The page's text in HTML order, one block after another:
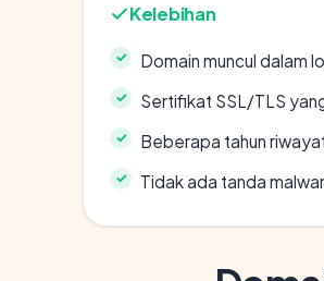
Kelebihan
Domain muncul dalam
Sertifikat SSL/TLS
Beberapa tahun
Tidak ada tanda